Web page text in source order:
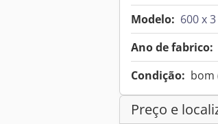
Modelo: 600 x
Ano de fabrico:
Condição: bom
Preço e